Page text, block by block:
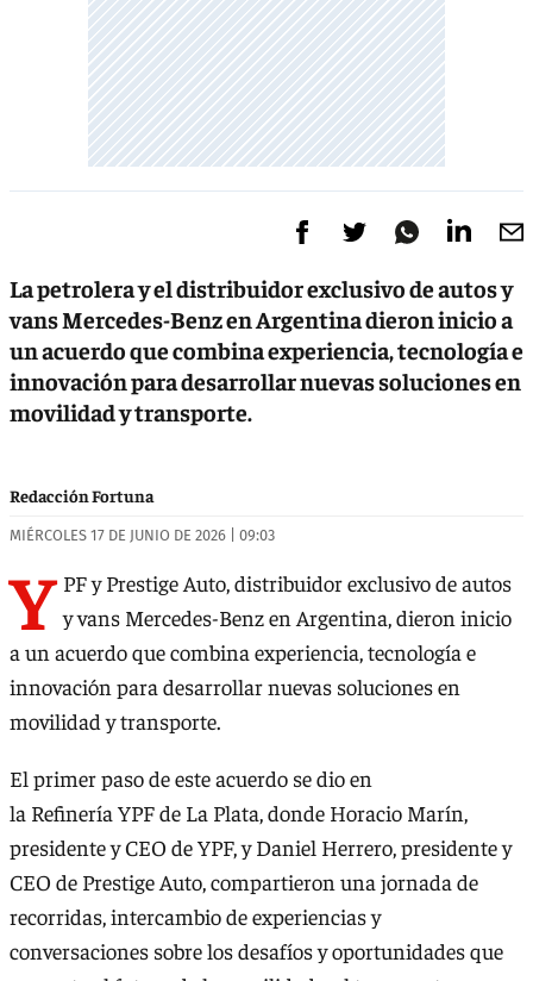
La petrolera y el distribuidor exclusivo de autos y
vans Mercedes-Benz en Argentina dieron inicio a
un acuerdo que combina experiencia, tecnología e
innovación para desarrollar nuevas soluciones en
movilidad y transporte.
Redacción Fortuna
MIÉRCOLES 17 DE JUNIO DE 2026 | 09:03
Y PF y Prestige Auto, distribuidor exclusivo de autos
y vans Mercedes-Benz en Argentina, dieron inicio
a un acuerdo que combina experiencia, tecnología e
innovación para desarrollar nuevas soluciones en
movilidad y transporte.
El primer paso de este acuerdo se dio en
la Refinería YPF de La Plata, donde Horacio Marín,
presidente y CEO de YPF, y Daniel Herrero, presidente y
CEO de Prestige Auto, compartieron una jornada de
recorridas, intercambio de experiencias y
conversaciones sobre los desafíos y oportunidades que